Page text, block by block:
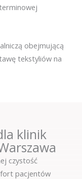
obejmującą
tekstyliów na
klinik
czystość
pacjentów